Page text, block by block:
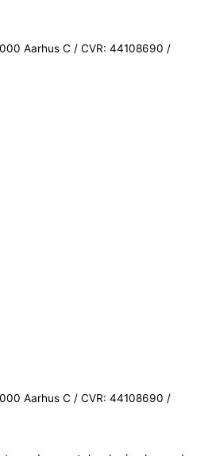
Aarhus C / CVR: 44108690 /
Aarhus C / CVR: 44108690 /